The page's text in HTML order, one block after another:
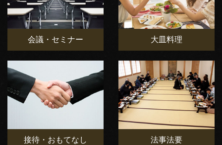
会議・セミナー 大皿料理
接待・おもてなし 法事法要